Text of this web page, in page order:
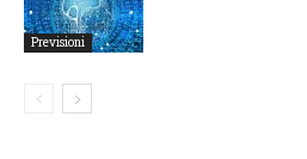
Previsioni